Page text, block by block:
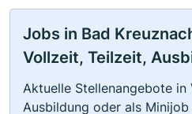
Jobs in Bad
Vollzeit, Teilzeit,
Aktuelle Stellenangebote
Ausbildung oder als